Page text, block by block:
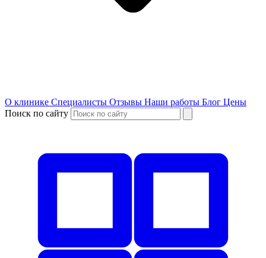
О клинике Специалисты Отзывы Наши работы Блог Цены
Поиск по сайту